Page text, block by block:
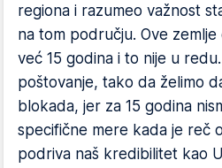
regiona i razumeo važnost
na tom području. Ove
već 15 godina i to nije u
poštovanje, tako da želimo
blokada, jer za 15 godina
specifične mere kada je reč
podriva naš kredibilitet kao